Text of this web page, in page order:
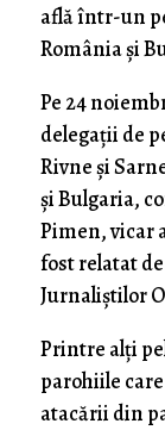
află într-un
România și
Pe 24
delegații de
Rivne și
și Bulgaria,
Pimen, vicar
fost relatat
Jurnaliștilor
Printre alți
parohiile
atacării din